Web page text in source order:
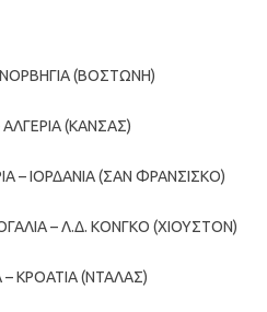
ΝΟΡΒΗΓΙΑ (ΒΟΣΤΩΝΗ)
(ΚΑΝΣΑΣ)
– ΙΟΡΔΑΝΙΑ (ΣΑΝ ΦΡΑΝΣΙΣΚΟ)
– Λ.Δ. ΚΟΝΓΚΟ (ΧΙΟΥΣΤΟΝ)
– ΚΡΟΑΤΙΑ (ΝΤΑΛΑΣ)